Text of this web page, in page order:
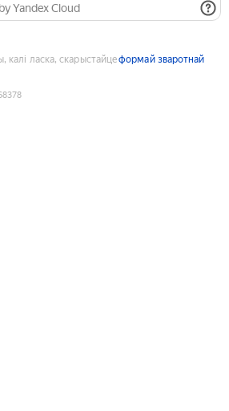
Yandex Cloud
калі ласка, скарыстайцеформай зваротнай